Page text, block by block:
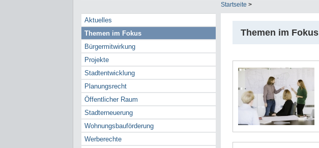
Startseite >
Aktuelles
Themen im Fokus
Bürgermitwirkung
Projekte
Stadtentwicklung
Planungsrecht
Öffentlicher Raum
Stadterneuerung
Wohnungsbauförderung
Werberechte
Themen im Fokus